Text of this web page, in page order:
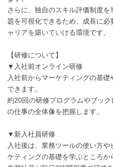
さらに、独自のスキル評価制度
題を可視化できるため、成長に
ャリアを築いていける環境です。
【研修について】
▼入社前オンライン研修
入社前からマーケティングの基
できます。
約20回の研修プログラムやブッ
の仕事の全体像を把握します。
▼新入社員研修
入社後は、業務ツールの使い方
ケティングの基礎を学ぶところか